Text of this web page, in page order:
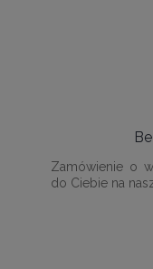
Zamówienie o
do Ciebie na